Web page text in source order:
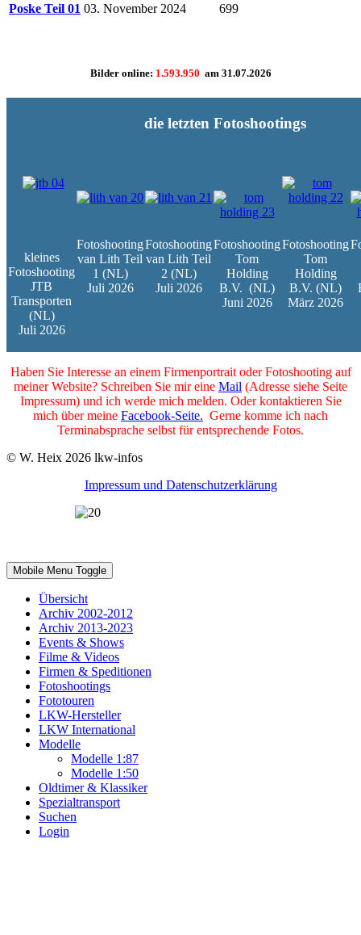
Poske Teil 01 03. November 2024 699
Bilder online: 1.593.950 am31.07.2026
die letzten Fotoshootings
kleines
Fotoshooting
JTB
Transporten
(NL)
Juli 2026
Fotoshooting
van Lith Teil
1 (NL)
Juli 2026
Fotoshooting
van Lith Teil
2 (NL)
Juli 2026
Fotoshooting
Tom
Holding
B.V. (NL)
Juni 2026
Fotoshooting
Tom
Holding
B.V. (NL)
März 2026
Haben Sie Interesse an einem Firmenportrait oder Fotoshooting auf
meiner Website? Schreiben Sie mir eine Mail (Adresse siehe Seite
Impressum) und ich werde mich melden. Oder kontaktieren Sie
mich über meine Facebook-Seite. Gerne komme ich nach
Terminabsprache selbst für entsprechende Fotos.
© W. Heix 2026 lkw-infos
Impressum und Datenschutzerklärung
Mobile Menu Toggle
Übersicht
Archiv 2002-2012
Archiv 2013-2023
Events & Shows
Filme & Videos
Firmen & Speditionen
Fotoshootings
Fototouren
LKW-Hersteller
LKW International
Modelle
Modelle 1:87
Modelle 1:50
Oldtimer & Klassiker
Spezialtransport
Suchen
Login